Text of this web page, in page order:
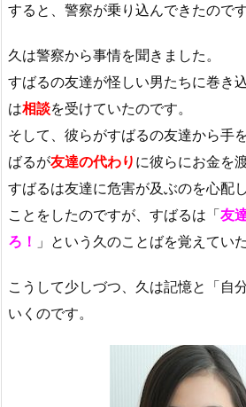
すると、警察が乗り込んできたので
久は警察から事情を聞きました。
すばるの友達が怪しい男たちに巻き
は相談を受けていたのです。
そして、彼らがすばるの友達から手
ばるが友達の代わり に彼らにお金を
すばるは友達に危害が及ぶのを心配
ことをしたのですが、すばるは「友
ろ！ 」という久のことばを覚えてい
こうして少しづつ、久は記憶と「自
いくのです。